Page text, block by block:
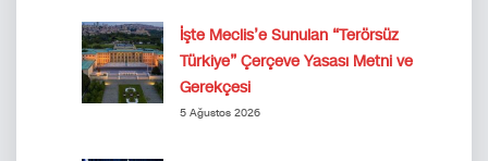
İşte Meclis’e Sunulan “Terörsüz
Türkiye” Çerçeve Yasası Metni ve
Gerekçesi
5 Ağustos 2026